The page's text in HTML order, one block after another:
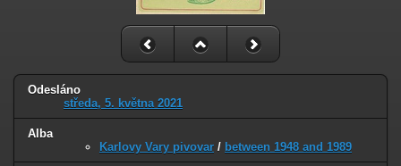
Odesláno
středa, 5. května 2021
Alba
Karlovy Vary pivovar / between 1948 and 1989